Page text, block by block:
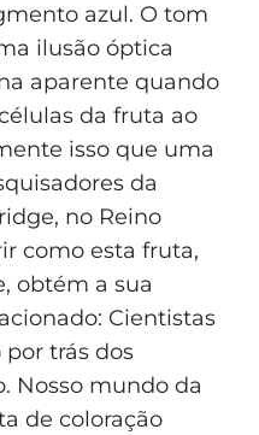
azul. O tom
ilusão óptica
aparente quando
da fruta ao
isso que uma
da
no Reino
como esta fruta,
obtém a sua
Cientistas
trás dos
Nosso mundo da
de coloração